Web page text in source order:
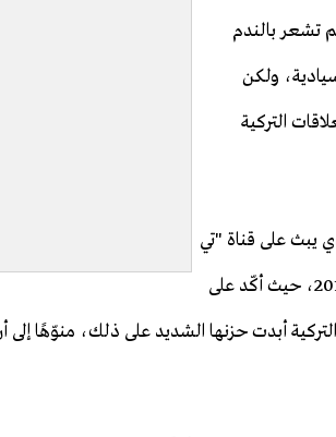
تشعر بالندم
ولكن
التركية
يبث على قناة "تي
جي ري تي" الحكومية"، الخميس 16 حزيران/ يونيو 2016، حيث أكّد على
أبدت حزنها الشديد على ذلك، منوّهًا إلى أن